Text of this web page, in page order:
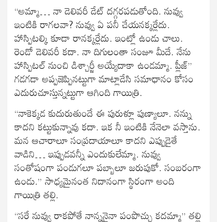
“అమ్మా… నా డెలివరీ డేట్ దగ్గరపడుతోంది. నువ్వు
ఇంటికి రాగలవా? నువ్వు ఏ పనీ చేయనక్కర్లేదు.
హాస్పిటల్కి కూడా రానక్కర్లేదు. ఇంట్లో ఉండు చాలు.
రెండో డెలివరీ కదా. నా దిగులంతా సంజూ మీదే. నేను
హాస్పిటల్ నుంచి డిశ్చార్జీ అయ్యేదాకా ఉండమ్మా. ప్లీజ్”
గడగడా అప్పజెప్పినట్టుగా మాట్లాడేసి సమాధానం కోసం
ఎదురుచూస్తున్నట్టుగా ఆగింది గాయిత్రి.
“నాకెక్కడ కుదురుతుందే ఈ పురుళ్లూ పుణ్యాలూ. నన్ను
కాదని కట్టుకున్నావు కదా. ఇక నీ ఇంటికి నేనెలా వస్తాను.
మన ఆచారాలూ సంప్రదాయాలూ కాదని ఎప్పుడైతే
వాడిని… ఇప్పుడవన్నీ ఎందుకులేమ్మా. నువ్వు
సంతోషంగా పండుగలూ పబ్బాలూ జరుపుకో. సంబరంగా
ఉండు.” సాధ్యమైనంత నిదానంగా స్థిరంగా అంది
గాయిత్రి తల్లి.
“సరే నువ్వు రాకపోతే నాన్ననైనా పంపొచ్చు కదమ్మా” తల్లి